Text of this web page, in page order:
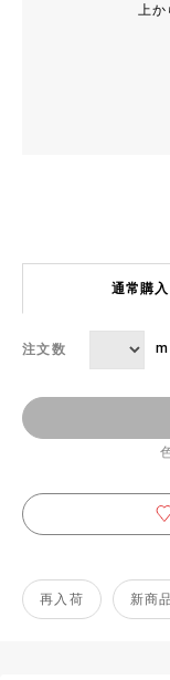
上か
通常購入
注文数 m
再入荷 新商品